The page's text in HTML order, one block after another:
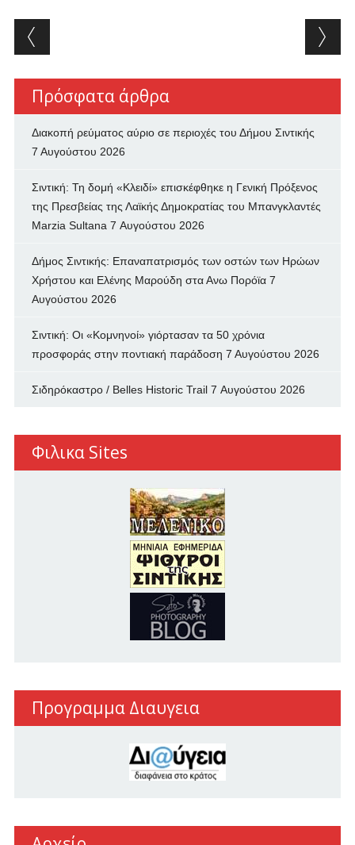
Post navigation
Πρόσφατα άρθρα
Διακοπή ρεύματος αύριο σε περιοχές του Δήμου Σιντικής
7 Αυγούστου 2026
Σιντική: Τη δομή «Κλειδί» επισκέφθηκε η Γενική Πρόξενος
της Πρεσβείας της Λαϊκής Δημοκρατίας του Μπανγκλαντές
Marzia Sultana 7 Αυγούστου 2026
Δήμος Σιντικής: Επαναπατρισμός των oστών των Ηρώων
Χρήστου και Ελένης Μαρούδη στα Ανω Πορόϊα 7
Αυγούστου 2026
Σιντική: Οι «Κομνηνοί» γιόρτασαν τα 50 χρόνια
προσφοράς στην ποντιακή παράδοση 7 Αυγούστου 2026
Σιδηρόκαστρο / Belles Historic Trail 7 Αυγούστου 2026
Φιλικα Sites
Προγραμμα Διαυγεια